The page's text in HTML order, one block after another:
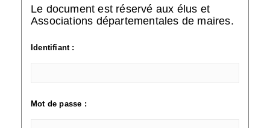
Le document est réservé aux élus et
Associations départementales de maires.
Identifiant :
Mot de passe :